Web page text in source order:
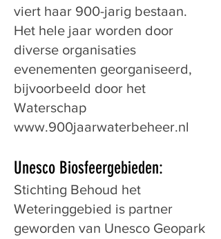
viert haar 900-jarig bestaan.
Het hele jaar worden door
diverse organisaties
evenementen georganiseerd,
bijvoorbeeld door het
Waterschap
www.900jaarwaterbeheer.nl
Unesco Biosfeergebieden:
Stichting Behoud het
Weteringgebied is partner
geworden van Unesco Geopark